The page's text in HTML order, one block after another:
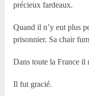
précieux fardeaux.
Quand il n’y eut plus
prisonnier. Sa chair
Dans toute la France il
Il fut gracié.